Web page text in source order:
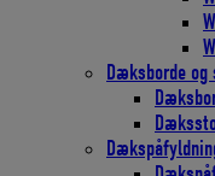
Dæksborde og